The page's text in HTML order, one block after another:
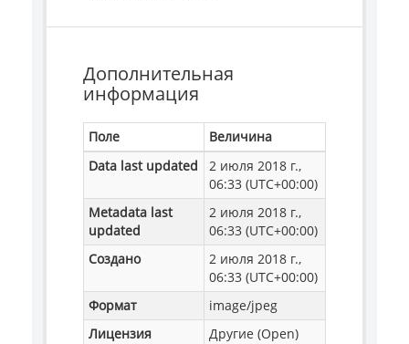
Дополнительная
информация
Поле
Величина
Data last updated
2 июля 2018 г.,
06:33 (UTC+00:00)
Metadata last
updated
2 июля 2018 г.,
06:33 (UTC+00:00)
Создано
2 июля 2018 г.,
06:33 (UTC+00:00)
Формат
image/jpeg
Лицензия
Другие (Open)